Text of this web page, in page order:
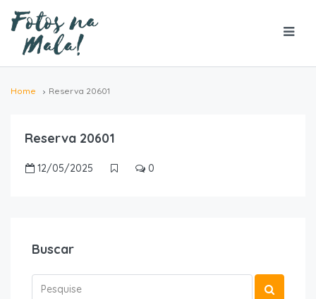
Home Reserva 20601
Reserva 20601
12/05/2025 0
Buscar